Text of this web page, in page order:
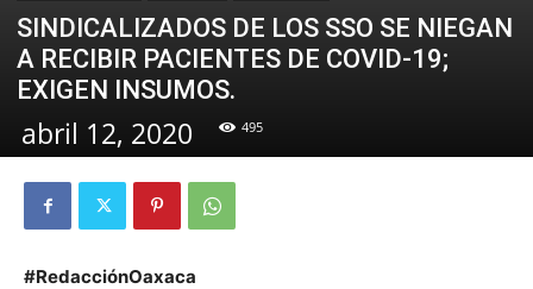
SINDICALIZADOS DE LOS SSO SE NIEGAN
A RECIBIR PACIENTES DE COVID-19;
EXIGEN INSUMOS.
abril 12, 2020 495
#RedacciónOaxaca